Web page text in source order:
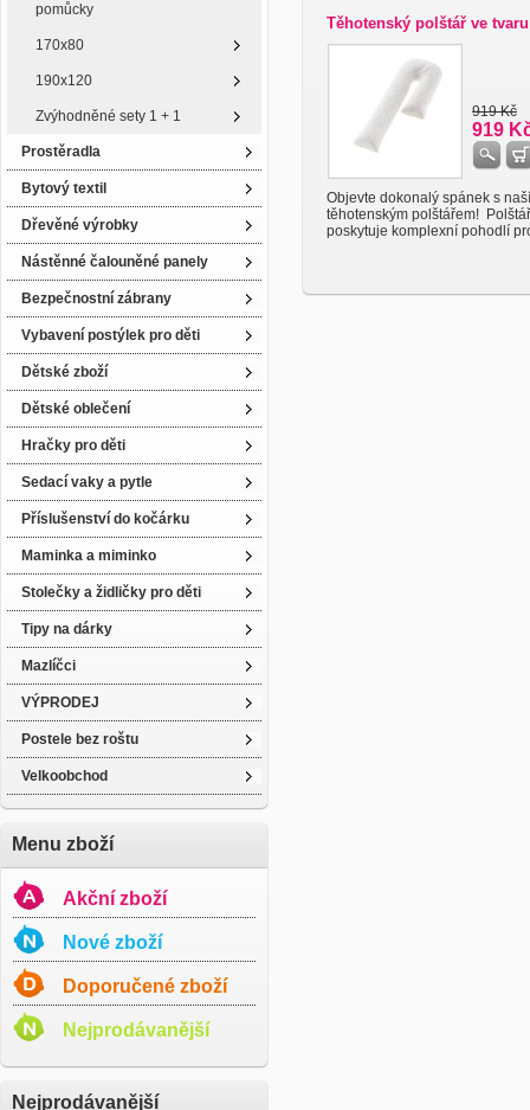
pomůcky
170x80
190x120
Zvýhodněné sety 1 + 1
Prostěradla
Bytový textil
Dřevěné výrobky
Nástěnné čalouněné panely
Bezpečnostní zábrany
Vybavení postýlek pro děti
Dětské zboží
Dětské oblečení
Hračky pro děti
Sedací vaky a pytle
Příslušenství do kočárku
Maminka a miminko
Stolečky a židličky pro děti
Tipy na dárky
Mazlíčci
VÝPRODEJ
Postele bez roštu
Velkoobchod
Menu zboží
Akční zboží
Nové zboží
Doporučené zboží
Nejprodávanější
Nejprodávanější
Těhotenský polštář ve tvaru
919 Kč
919
Objevte dokonalý spánek s
těhotenským polštářem! Polštář
poskytuje komplexní pohodlí